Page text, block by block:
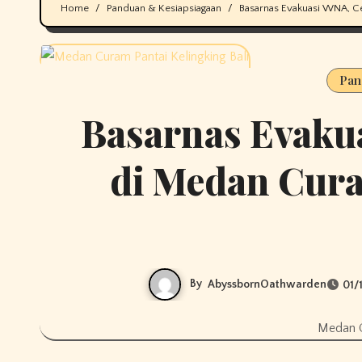
Home Panduan & Kesiapsiagaan Basarnas Evakuasi WNA,
Basarnas
di Medan
By AbyssbornOathwarden 01/
Medan